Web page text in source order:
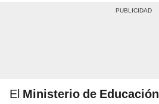
El Ministerio de Educación